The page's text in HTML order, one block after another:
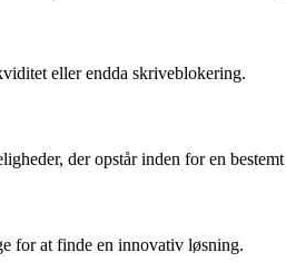
eller endda skriveblokering.
der opstår inden for en
for at finde en innovativ løsning.